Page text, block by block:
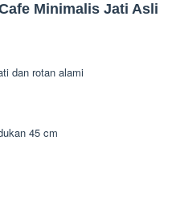
Minimalis Jati Asli
dan rotan alami
45 cm